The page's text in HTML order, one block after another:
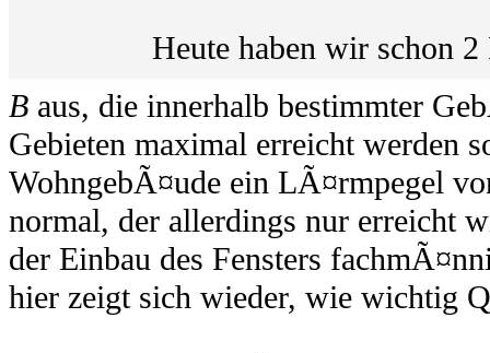
Heute haben wir schon 2
B aus, die innerhalb bestimmter
Gebieten maximal erreicht werden
WohngebÃ¤ude ein LÃ¤rmpegel
normal, der allerdings nur erreicht
der Einbau des Fensters
hier zeigt sich wieder, wie wichtig